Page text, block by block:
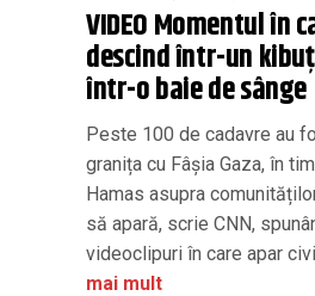
VIDEO Momentul
descind într-un
într-o baie de sânge
Peste 100 de cadavre au
granița cu Fâșia Gaza, în
Hamas asupra
să apară, scrie CNN,
videoclipuri în care apar
mai mult